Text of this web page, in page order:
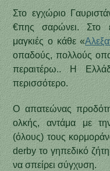
Στο εγχώριο
€πης σαρώνει. Στο
μαγκιές ο κάθε «
οπαδούς, πολλούς
περαιτέρω.. Η
περισσότερο.
Ο απατεώνας
ολκής, αντάμα με
(όλους) τους
derby το γηπεδικό
να σπείρει σύγχυση.